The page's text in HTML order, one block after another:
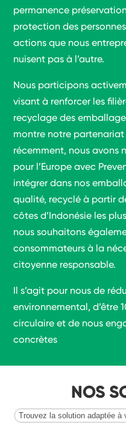
permanence
protection des
actions que nous
nuisent pas à l’autre.
Nous participons
visant à renforcer les
recyclage des
montre notre partenariat
récemment, nous avons
pour l’Europe avec
intégrer dans nos
qualité, recyclé à partir
côtes d’Indonésie les
nous souhaitons
consommateurs à la
citoyenne responsable.
Il s’agit pour nous de
environnemental, d’être
circulaire et de nous
concrètes
NOS